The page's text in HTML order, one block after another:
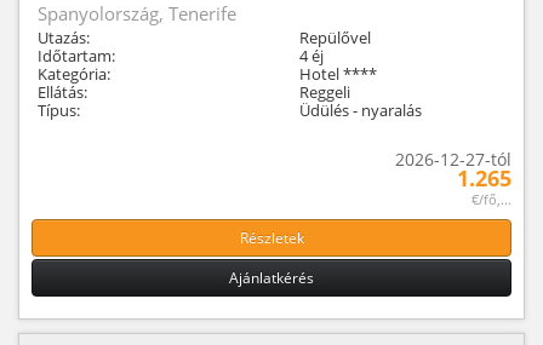
Spanyolország, Tenerife
Utazás:
Repülővel
Időtartam:
4 éj
Kategória:
Hotel ****
Ellátás:
Reggeli
Típus:
Üdülés - nyaralás
2026-12-27-tól
1.265
€/fő,...
Részletek
Ajánlatkérés